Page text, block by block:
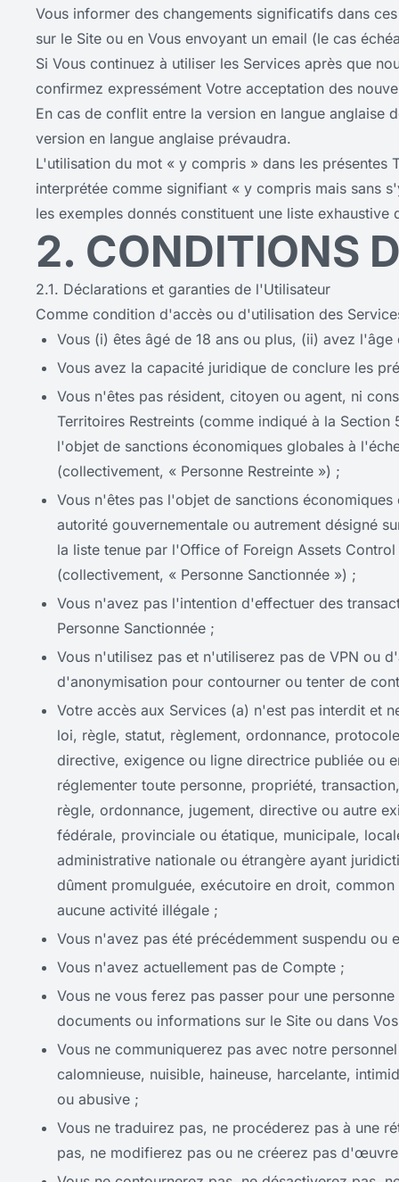
Vous informer des changements significatifs dans
sur le Site ou en Vous envoyant un email (le cas
Si Vous continuez à utiliser les Services après que
confirmez expressément Votre acceptation des
En cas de conflit entre la version en langue anglaise
version en langue anglaise prévaudra.
L'utilisation du mot « y compris » dans les présentes
interprétée comme signifiant « y compris mais sans
les exemples donnés constituent une liste exhaustive
2. CONDITIONS
2.1. Déclarations et garanties de l'Utilisateur
Comme condition d'accès ou d'utilisation des
Vous (i) êtes âgé de 18 ans ou plus, (ii) avez
Vous avez la capacité juridique de conclure les
Vous n'êtes pas résident, citoyen ou agent, ni
Territoires Restreints (comme indiqué à la
l'objet de sanctions économiques globales à
(collectivement, « Personne Restreinte ») ;
Vous n'êtes pas l'objet de sanctions
autorité gouvernementale ou autrement désigné
la liste tenue par l'Office of Foreign Assets
(collectivement, « Personne Sanctionnée ») ;
Vous n'avez pas l'intention d'effectuer des
Personne Sanctionnée ;
Vous n'utilisez pas et n'utiliserez pas de VPN ou
d'anonymisation pour contourner ou tenter de
Votre accès aux Services (a) n'est pas interdit et
loi, règle, statut, règlement, ordonnance,
directive, exigence ou ligne directrice publiée ou
réglementer toute personne, propriété,
règle, ordonnance, jugement, directive ou autre
fédérale, provinciale ou étatique, municipale,
administrative nationale ou étrangère ayant
dûment promulguée, exécutoire en droit,
aucune activité illégale ;
Vous n'avez pas été précédemment suspendu ou
Vous n'avez actuellement pas de Compte ;
Vous ne vous ferez pas passer pour une
documents ou informations sur le Site ou dans
Vous ne communiquerez pas avec notre
calomnieuse, nuisible, haineuse, harcelante,
ou abusive ;
Vous ne traduirez pas, ne procéderez pas à une
pas, ne modifierez pas ou ne créerez pas